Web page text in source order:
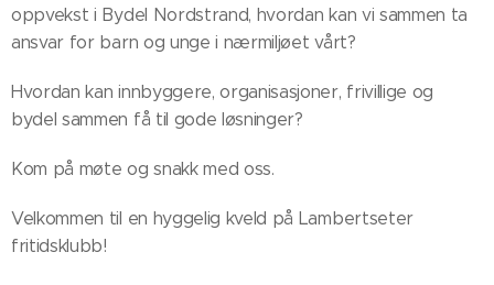
oppvekst i Bydel Nordstrand, hvordan kan vi sammen ta
ansvar for barn og unge i nærmiljøet vårt?
Hvordan kan innbyggere, organisasjoner, frivillige og
bydel sammen få til gode løsninger?
Kom på møte og snakk med oss.
Velkommen til en hyggelig kveld på Lambertseter
fritidsklubb!